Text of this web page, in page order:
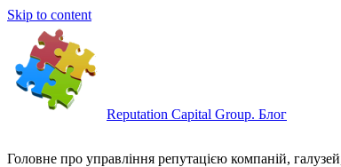
Skip to content
Reputation Capital Group. Блог
Головне про управління репутацією компаній,